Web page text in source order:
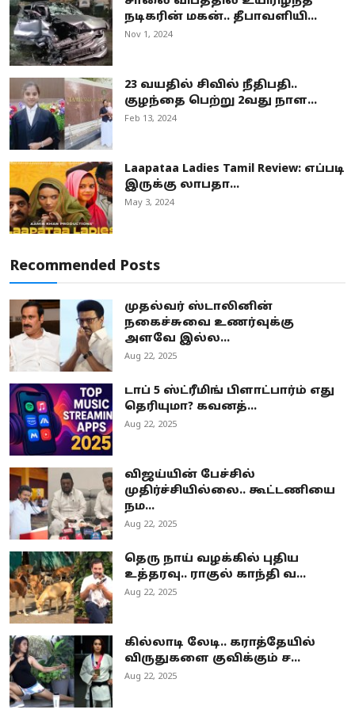
நடிகரின் மகன்.. தீபாவளியி...
Nov 1, 2024
23 வயதில் சிவில் நீதிபதி..
குழந்தை பெற்று 2வது நாள...
Feb 13, 2024
Laapataa Ladies Tamil Review: எப்படி
இருக்கு லாபதா...
May 3, 2024
Recommended Posts
முதல்வர் ஸ்டாலினின்
நகைச்சுவை உணர்வுக்கு
அளவே இல்ல...
Aug 22, 2025
டாப் 5 ஸ்ட்ரீமிங் பிளாட்பார்ம் எது
தெரியுமா? கவனத்...
Aug 22, 2025
விஜய்யின் பேச்சில்
முதிர்ச்சியில்லை.. கூட்டணியை
நம...
Aug 22, 2025
தெரு நாய் வழக்கில் புதிய
உத்தரவு.. ராகுல் காந்தி வ...
Aug 22, 2025
கில்லாடி லேடி.. கராத்தேயில்
விருதுகளை குவிக்கும் ச...
Aug 22, 2025